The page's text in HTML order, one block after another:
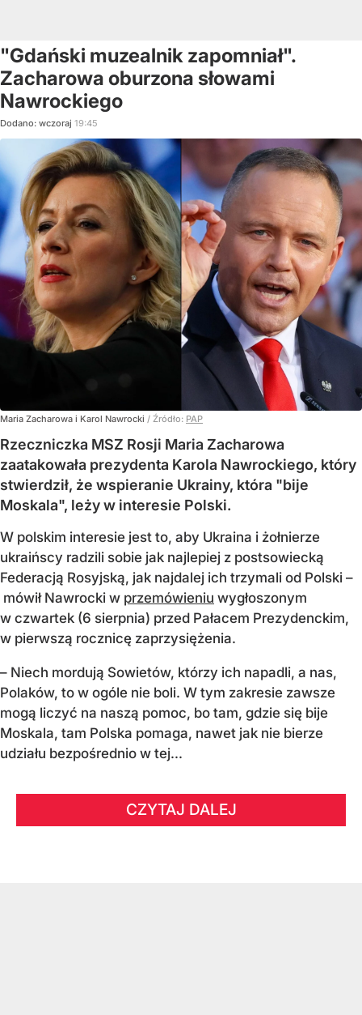
"Gdański muzealnik zapomniał".
Zacharowa oburzona słowami
Nawrockiego
Dodano: wczoraj 19:45
Maria Zacharowa i Karol Nawrocki / Źródło: PAP
Rzeczniczka MSZ Rosji Maria Zacharowa
zaatakowała prezydenta Karola Nawrockiego, który
stwierdził, że wspieranie Ukrainy, która "bije
Moskala", leży w interesie Polski.
W polskim interesie jest to, aby Ukraina i żołnierze
ukraińscy radzili sobie jak najlepiej z postsowiecką
Federacją Rosyjską, jak najdalej ich trzymali od Polski –
mówił Nawrocki w przemówieniu wygłoszonym
w czwartek (6 sierpnia) przed Pałacem Prezydenckim,
w pierwszą rocznicę zaprzysiężenia.
– Niech mordują Sowietów, którzy ich napadli, a nas,
Polaków, to w ogóle nie boli. W tym zakresie zawsze
mogą liczyć na naszą pomoc, bo tam, gdzie się bije
Moskala, tam Polska pomaga, nawet jak nie bierze
udziału bezpośrednio w tej...
CZYTAJ DALEJ